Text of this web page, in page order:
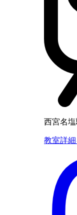
西宮名
教室詳